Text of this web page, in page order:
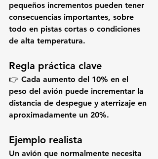
pequeños incrementos pueden tener
consecuencias importantes, sobre
todo en pistas cortas o condiciones
de alta temperatura.
Regla práctica clave
👉 Cada aumento del 10% en el
peso del avión puede incrementar la
distancia de despegue y aterrizaje en
aproximadamente un 20%.
Ejemplo realista
Un avión que normalmente necesita